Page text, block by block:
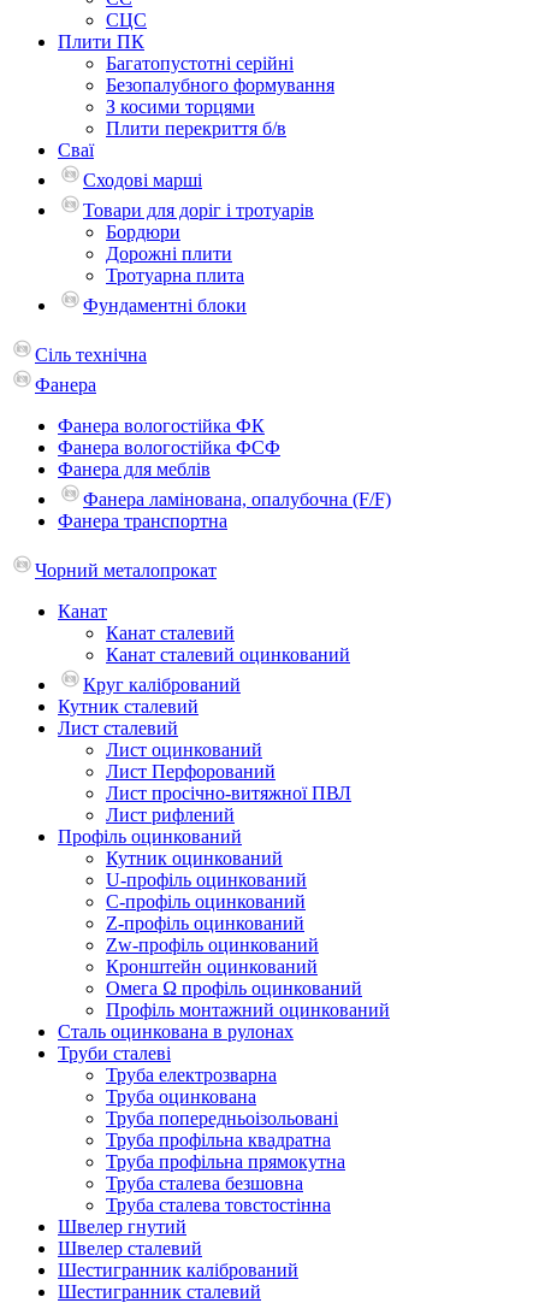
СЦС
Плити ПК
Багатопустотні серійні
Безопалубного формування
З косими торцями
Плити перекриття б/в
Сваї
Сходові марші
Товари для доріг і тротуарів
Бордюри
Дорожні плити
Тротуарна плита
Фундаментні блоки
Сіль технічна
Фанера
Фанера вологостійка ФК
Фанера вологостійка ФСФ
Фанера для меблів
Фанера ламінована, опалубочна (F/F)
Фанера транспортна
Чорний металопрокат
Канат
Канат сталевий
Канат сталевий оцинкований
Круг калібрований
Кутник сталевий
Лист сталевий
Лист оцинкований
Лист Перфорований
Лист просічно-витяжної ПВЛ
Лист рифлений
Профіль оцинкований
Кутник оцинкований
U-профіль оцинкований
С-профіль оцинкований
Z-профіль оцинкований
Zw-профіль оцинкований
Кронштейн оцинкований
Омега Ω профіль оцинкований
Профіль монтажний оцинкований
Сталь оцинкована в рулонах
Труби сталеві
Труба електрозварна
Труба оцинкована
Труба попередньоізольовані
Труба профільна квадратна
Труба профільна прямокутна
Труба сталева безшовна
Труба сталева товстостінна
Швелер гнутий
Швелер сталевий
Шестигранник калібрований
Шестигранник сталевий